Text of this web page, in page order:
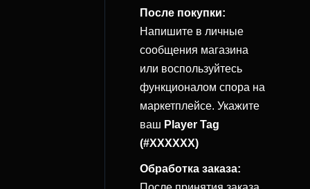
После покупки:
Напишите в личные
сообщения магазина
или воспользуйтесь
функционалом спора на
маркетплейсе. Укажите
ваш Player Tag
(#XXXXXX)
Обработка заказа: